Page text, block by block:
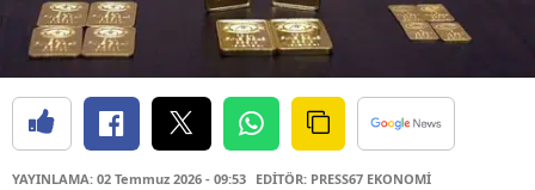
YAYINLAMA: 02 Temmuz 2026 - 09:53 EDİTÖR: PRESS67 EKONOMİ